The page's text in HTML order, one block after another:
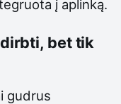
į aplinką.
bet tik
gudrus